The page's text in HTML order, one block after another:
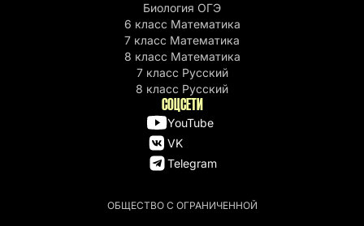
ОБЩЕСТВО С ОГРАНИЧЕННОЙ
Биология ОГЭ
6 класс Математика
7 класс Математика
8 класс Математика
7 класс Русский
8 класс Русский
СОЦСЕТИ
YouTube
VK
Telegram